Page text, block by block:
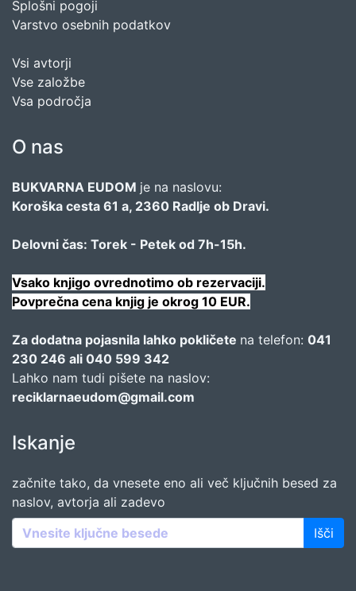
Splošni pogoji
Varstvo osebnih podatkov
Vsi avtorji
Vse založbe
Vsa področja
O nas
BUKVARNA EUDOM je na naslovu:
Koroška cesta 61 a, 2360 Radlje ob Dravi.
Delovni čas: Torek - Petek od 7h-15h.
Vsako knjigo ovrednotimo ob rezervaciji.
Povprečna cena knjig je okrog 10 EUR.
Za dodatna pojasnila lahko pokličete na telefon: 041
230 246 ali 040 599 342
Lahko nam tudi pišete na naslov:
reciklarnaeudom@gmail.com
Iskanje
začnite tako, da vnesete eno ali več ključnih besed za
naslov, avtorja ali zadevo
Išči